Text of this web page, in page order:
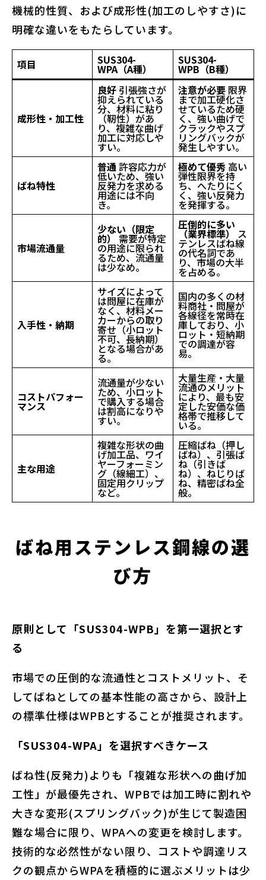
機械的性質、および成形性(加工のしやすさ)に
明確な違いをもたらしています。
項目 SUS304-
WPA（A種）
SUS304-
WPB （B種）
成形性・加工性
良好 引張強さが
抑えられている
分、材料に粘り
（靭性）があ
り、複雑な曲げ
加工に対応しや
すい。
注意が必要 限界
まで加工硬化さ
せているため硬
く、強い曲げで
クラックやスプ
リングバックが
発生しやすい。
ばね特性
普通許容応力が
低いため、強い
反発力を求める
用途には不向
き。
極めて優秀高い
弾性限界を持
ち、へたりにく
く、強い反発力
を発揮する。
市場流通量
少ない（限定
的） 需要が特定
の用途に限られ
るため、流通量
は少なめ。
圧倒的に多い
（業界標準） ス
テンレスばね線
の代名詞であ
り、市場の大半
を占める。
入手性・納期
サイズによって
は問屋に在庫が
なく、材料メー
カーからの取り
寄せ（小ロット
不可、長納期）
となる場合があ
る。
国内の多くの材
料商社・問屋が
各線径を常時在
庫しており、小
ロット・短納期
での調達が容
易。
コストパフォー
マンス
流通量が少ない
ため、小ロット
で購入する場合
は割高になりや
すい。
大量生産・大量
流通のメリット
により、最も安
定した安価な価
格帯で推移して
いる。
主な用途
複雑な形状の曲
げ加工品、ワイ
ヤーフォーミン
グ（線細工）、
固定用クリップ
など。
圧縮ばね（押し
ばね）、引張ば
ね（引きば
ね）、ねじりば
ね、精密ばね全
般。
ばね用ステンレス鋼線の選
び方
原則として「SUS304-WPB」を第一選択とす
る
市場での圧倒的な流通性とコストメリット、そ
してばねとしての基本性能の高さから、設計上
の標準仕様はWPBとすることが推奨されます。
「SUS304-WPA」を選択すべきケース
ばね性(反発力)よりも「複雑な形状への曲げ加
工性」が最優先され、WPBでは加工時に割れや
大きな変形(スプリングバック)が生じて製造困
難な場合に限り、WPAへの変更を検討します。
技術的な必然性がない限り、コストや調達リス
クの観点からWPAを積極的に選ぶメリットは少